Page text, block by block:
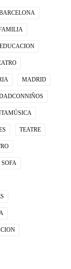
EDUCACION
MADRID
TEATRE
SOFA